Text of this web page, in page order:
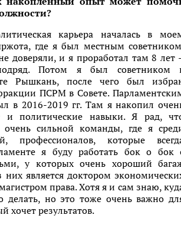
карьера началась в
где я был местным
доверяли, и я проработал там 8 лет
Потом я был советником
Рышкань, после чего был
ПСРМ в Совете.
в 2016-2019 гг. Там я накопил
и политические навыки. Я рад,
очень сильной команды, где я
профессионалов, которые
я буду работать бок о бок
у которых очень хороший
является доктором
права. Хотя я и сам знаю,
делать, но это тоже очень важно
хочет результатов.